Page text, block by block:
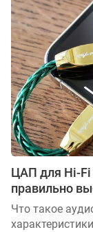
ЦАП для Hi-Fi
правильно
Что такое